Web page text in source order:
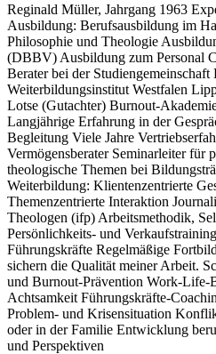
Reginald Müller, Jahrgang 1963
Ausbildung: Berufsausbildung im
Philosophie und Theologie
(DBBV) Ausbildung zum Personal
Berater bei der Studiengemeinschaft
Weiterbildungsinstitut Westfalen
Lotse (Gutachter) Burnout-
Langjährige Erfahrung in der
Begleitung Viele Jahre
Vermögensberater Seminarleiter für
theologische Themen bei
Weiterbildung: Klientenzentrierte
Themenzentrierte Interaktion
Theologen (ifp) Arbeitsmethodik,
Persönlichkeits- und
Führungskräfte Regelmäßige
sichern die Qualität meiner Arbeit.
und Burnout-Prävention Work-Life-
Achtsamkeit Führungskräfte-
Problem- und Krisensituation
oder in der Familie Entwicklung
und Perspektiven